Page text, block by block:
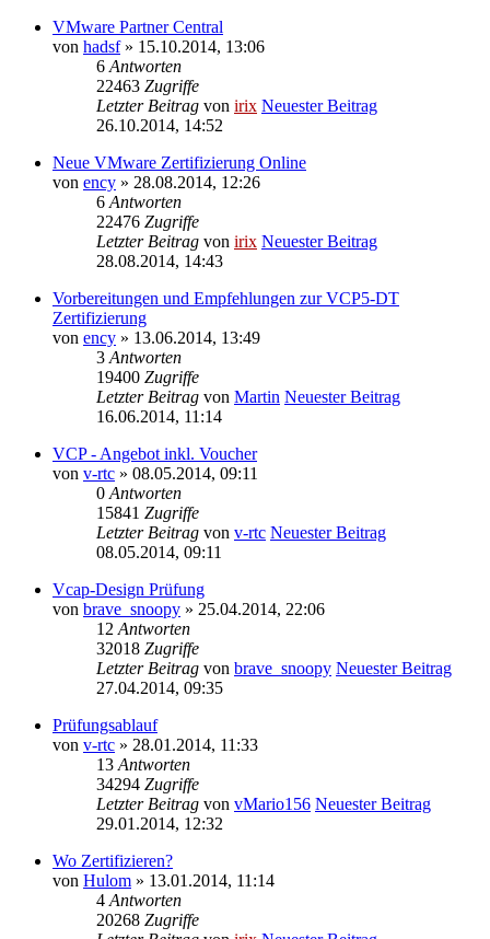
VMware Partner Central
von hadsf» 15.10.2014, 13:06
6 Antworten
22463 Zugriffe
Letzter Beitrag von irix Neuester Beitrag
26.10.2014, 14:52
Neue VMware Zertifizierung Online
von ency » 28.08.2014, 12:26
6 Antworten
22476 Zugriffe
Letzter Beitrag von irix Neuester Beitrag
28.08.2014, 14:43
Vorbereitungen und Empfehlungen zur VCP5-DT
Zertifizierung
von ency » 13.06.2014, 13:49
3 Antworten
19400 Zugriffe
Letzter Beitrag von Martin Neuester Beitrag
16.06.2014, 11:14
VCP - Angebot inkl. Voucher
von v-rtc » 08.05.2014, 09:11
0 Antworten
15841 Zugriffe
Letzter Beitrag von v-rtc Neuester Beitrag
08.05.2014, 09:11
Vcap-Design Prüfung
von brave_snoopy » 25.04.2014, 22:06
12 Antworten
32018 Zugriffe
Letzter Beitrag von brave_snoopy Neuester Beitrag
27.04.2014, 09:35
Prüfungsablauf
von v-rtc » 28.01.2014, 11:33
13 Antworten
34294 Zugriffe
Letzter Beitrag von vMario156 Neuester Beitrag
29.01.2014, 12:32
Wo Zertifizieren?
von Hulom » 13.01.2014, 11:14
4 Antworten
20268 Zugriffe